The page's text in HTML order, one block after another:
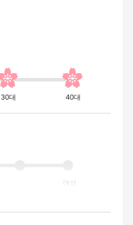
30대 40대
여성